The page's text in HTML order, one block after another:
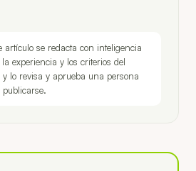
artículo se redacta con inteligencia
experiencia y los criterios del
y lo revisa y aprueba una persona
publicarse.